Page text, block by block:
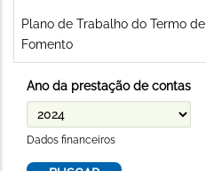
Plano de Trabalho do Termo de
Fomento
Ano da prestação de contas
Dados financeiros